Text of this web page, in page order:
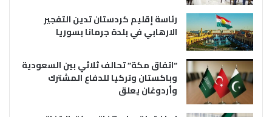
رئاسة إقليم كردستان تدين التفجير
الارهابي في بلدة جرمانا بسوريا
“اتفاق مكة” تحالف ثلاثي بين السعودية
وباكستان وتركيا للدفاع المشترك
وأردوغان يعلق